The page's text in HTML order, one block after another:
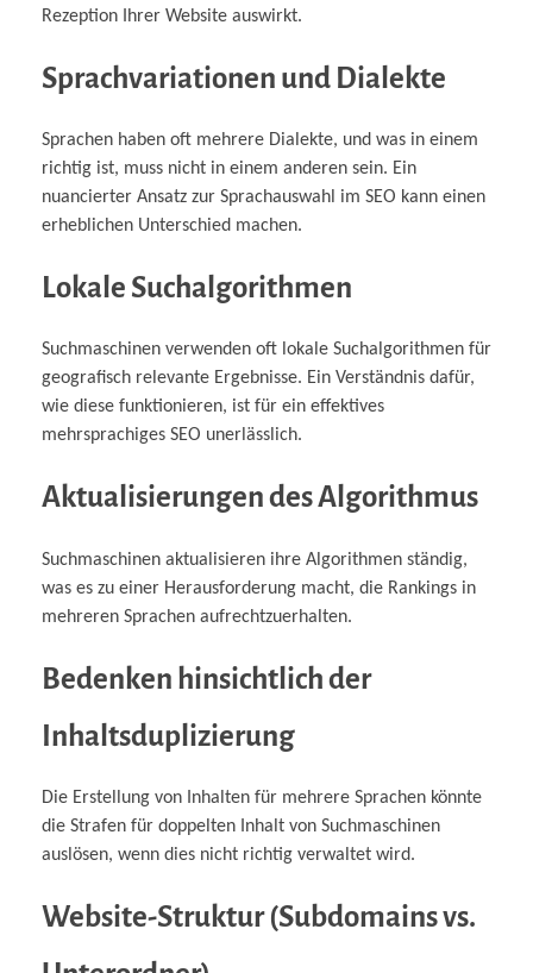
Rezeption Ihrer Website auswirkt.
Sprachvariationen und Dialekte
Sprachen haben oft mehrere Dialekte, und was in einem
richtig ist, muss nicht in einem anderen sein. Ein
nuancierter Ansatz zur Sprachauswahl im SEO kann einen
erheblichen Unterschied machen.
Lokale Suchalgorithmen
Suchmaschinen verwenden oft lokale Suchalgorithmen für
geografisch relevante Ergebnisse. Ein Verständnis dafür,
wie diese funktionieren, ist für ein effektives
mehrsprachiges SEO unerlässlich.
Aktualisierungen des Algorithmus
Suchmaschinen aktualisieren ihre Algorithmen ständig,
was es zu einer Herausforderung macht, die Rankings in
mehreren Sprachen aufrechtzuerhalten.
Bedenken hinsichtlich der
Inhaltsduplizierung
Die Erstellung von Inhalten für mehrere Sprachen könnte
die Strafen für doppelten Inhalt von Suchmaschinen
auslösen, wenn dies nicht richtig verwaltet wird.
Website-Struktur (Subdomains vs.